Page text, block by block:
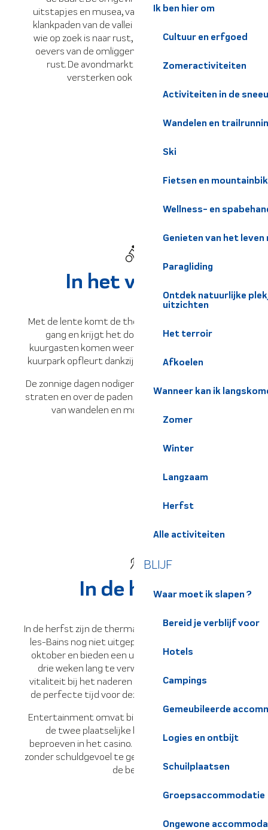
Ik ben hier om
Cultuur en erfgoed
Zomeractiviteiten
Activiteiten in de
Wandelen en
Ski
Fietsen en
Wellness- en
Genieten van het
Paragliding
Ontdek natuurlijke
uitzichten
Het terroir
Afkoelen
Wanneer kan ik
Zomer
Winter
Langzaam
Herfst
Alle activiteiten
BLIJF
Waar moet ik slapen ?
Bereid je verblijf voor
Hotels
Campings
Gemeubileerde
Logies en ontbijt
Schuilplaatsen
Groepsaccommodatie
Ongewone
uitstapjes en musea, van het IJzeren Pad tot de
klankpaden van de vallei van de Haut-Bréda. Voor
wie op zoek is naar rust, bieden de schaduwrijke
oevers van de omliggende meren een oase van
rust. De avondmarkt en zomerconcerten
versterken ook de kuurervaring.
In het voorjaar
Met de lente komt de thermale activiteit weer op
gang en krijgt het dorp nieuwe energie. De
kuurgasten komen weer tevoorschijn, terwijl het
kuurpark opfleurt dankzij de eerste lentebloemen.
De zonnige dagen nodigen uit tot wandelen door de
straten en over de paden in de buurt, wat het begin
van wandelen en mountainbiken inluidt.
In de herfst
In de herfst zijn de thermale voordelen van Allevard-
les-Bains nog niet uitgeput. De kuren lopen tot 31
oktober en bieden een uitgelezen kans om jezelf
drie weken lang te verwennen. De afnemende
vitaliteit bij het naderen van de herfst maakt het
de perfecte tijd voor deze verjongende vakantie.
Entertainment omvat bioscoopsessies in een van
de twee plaatselijke bioscopen of je geluk
beproeven in het casino. Dit is ook het seizoen om
zonder schuldgevoel te genieten van lekkernijen uit
de bergen.